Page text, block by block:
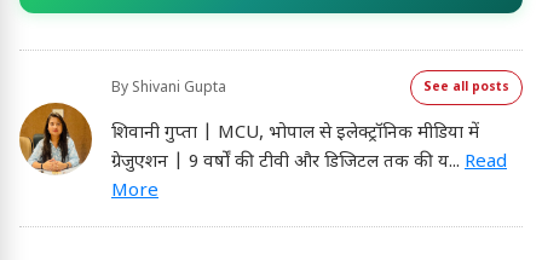
By Shivani Gupta See all posts
शिवानी गुप्ता | MCU, भोपाल से इलेक्ट्रॉनिक मीडिया में
ग्रेजुएशन | 9 वर्षों की टीवी और डिजिटल तक की य... Read
More